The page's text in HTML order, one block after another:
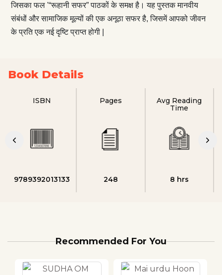
जिसका फल '“रूहानी सफर” पाठकों के समक्ष है। यह पुस्तक मानवीय
संबंधों और सामाजिक मूल्यों की एक अनूठा सफर है, जिसमें आपको जीवन
के प्रति एक नई दृष्टि प्राप्त होगी |
Book Details
ISBN
9789392013133
Pages
248
Avg Reading
Time
8 hrs
Recommended For You